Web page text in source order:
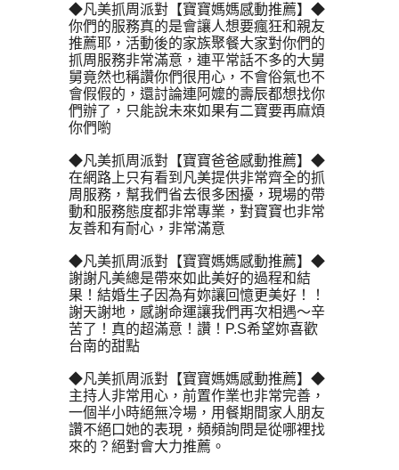
◆凡美抓周派對【寶寶媽媽感動推薦】◆
你們的服務真的是會讓人想要瘋狂和親友
推薦耶，活動後的家族聚餐大家對你們的
抓周服務非常滿意，連平常話不多的大舅
舅竟然也稱讚你們很用心，不會俗氣也不
會假假的，還討論連阿嬤的壽辰都想找你
們辦了，只能說未來如果有二寶要再麻煩
你們喲
◆凡美抓周派對【寶寶爸爸感動推薦】◆
在網路上只有看到凡美提供非常齊全的抓
周服務，幫我們省去很多困擾，現場的帶
動和服務態度都非常專業，對寶寶也非常
友善和有耐心，非常滿意
◆凡美抓周派對【寶寶媽媽感動推薦】◆
謝謝凡美總是帶來如此美好的過程和結
果！結婚生子因為有妳讓回憶更美好！！
謝天謝地，感謝命運讓我們再次相遇～辛
苦了！真的超滿意！讚！P.S希望妳喜歡
台南的甜點
◆凡美抓周派對【寶寶媽媽感動推薦】◆
主持人非常用心，前置作業也非常完善，
一個半小時絕無冷場，用餐期間家人朋友
讚不絕口她的表現，頻頻詢問是從哪裡找
來的？絕對會大力推薦。